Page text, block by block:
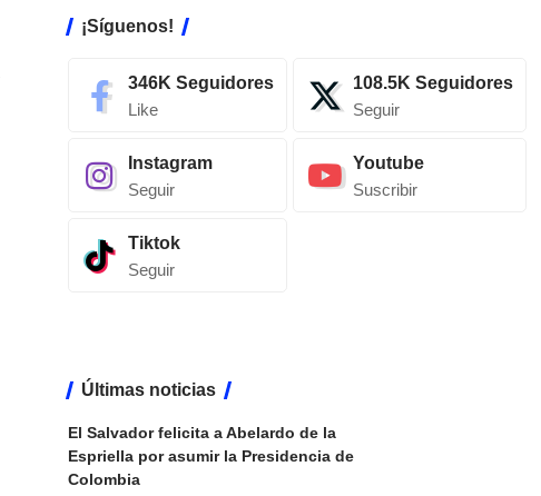
¡Síguenos!
346K Seguidores
Like
108.5K Seguidores
Seguir
Instagram
Seguir
Youtube
Suscribir
Tiktok
Seguir
Últimas noticias
El Salvador felicita a Abelardo de la
Espriella por asumir la Presidencia de
Colombia